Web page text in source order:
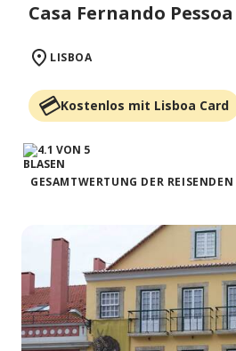
Casa Fernando Pessoa
LISBOA
Kostenlos mit Lisboa Card
GESAMTWERTUNG DER REISENDEN